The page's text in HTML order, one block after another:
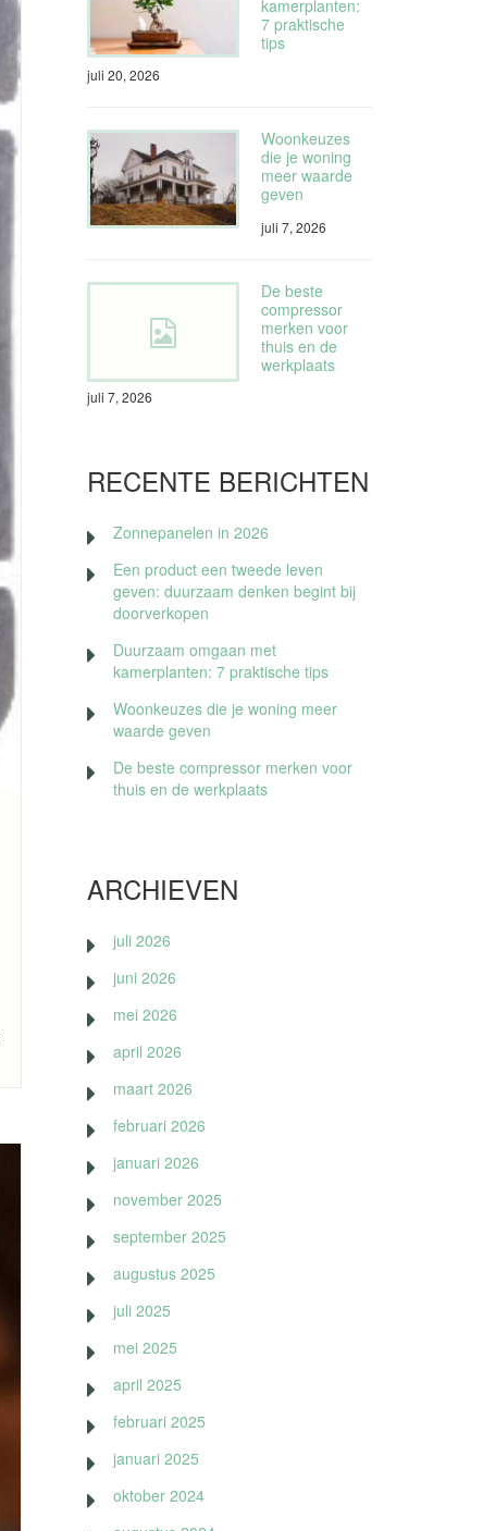
kamerplanten:
7 praktische
tips
juli 20, 2026
Woonkeuzes
die je woning
meer waarde
geven
juli 7, 2026
De beste
compressor
merken voor
thuis en de
werkplaats
juli 7, 2026
RECENTE BERICHTEN
Zonnepanelen in 2026
Een product een tweede leven
geven: duurzaam denken begint bij
doorverkopen
Duurzaam omgaan met
kamerplanten: 7 praktische tips
Woonkeuzes die je woning meer
waarde geven
De beste compressor merken voor
thuis en de werkplaats
ARCHIEVEN
juli 2026
juni 2026
mei 2026
april 2026
maart 2026
februari 2026
januari 2026
november 2025
september 2025
augustus 2025
juli 2025
mei 2025
april 2025
februari 2025
januari 2025
oktober 2024